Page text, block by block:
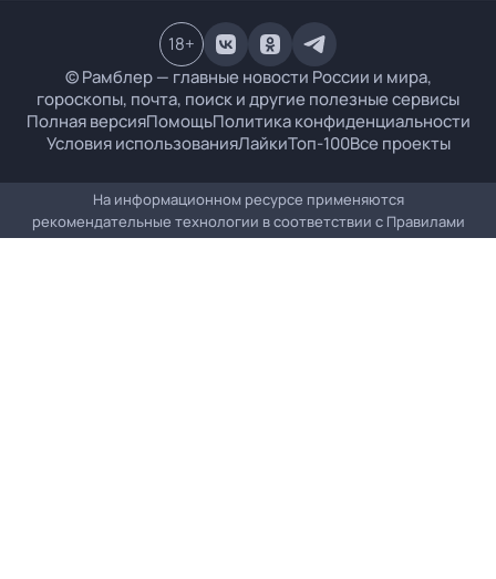
© Рамблер — главные новости России и мира,
гороскопы, почта, поиск и другие полезные сервисы
Полная версияПомощьПолитика конфиденциальности
Условия использованияЛайкиТоп-100Все проекты
18+
На информационном ресурсе применяются
рекомендательные технологии в соответствии с Правилами